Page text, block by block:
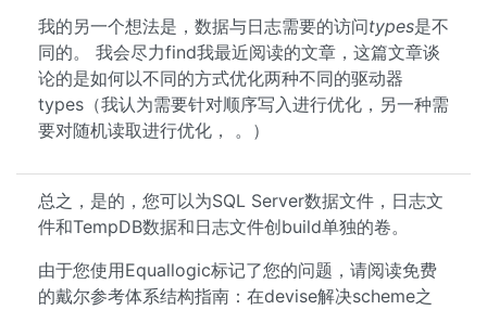
我的另一个想法是，数据与日志需要的访问types是不
同的。 我会尽力find我最近阅读的文章，这篇文章谈
论的是如何以不同的方式优化两种不同的驱动器
types（我认为需要针对顺序写入进行优化，另一种需
要对随机读取进行优化， 。）
总之，是的，您可以为SQL Server数据文件，日志文
件和TempDB数据和日志文件创build单独的卷。
由于您使用Equallogic标记了您的问题，请阅读免费
的戴尔参考体系结构指南：在devise解决scheme之